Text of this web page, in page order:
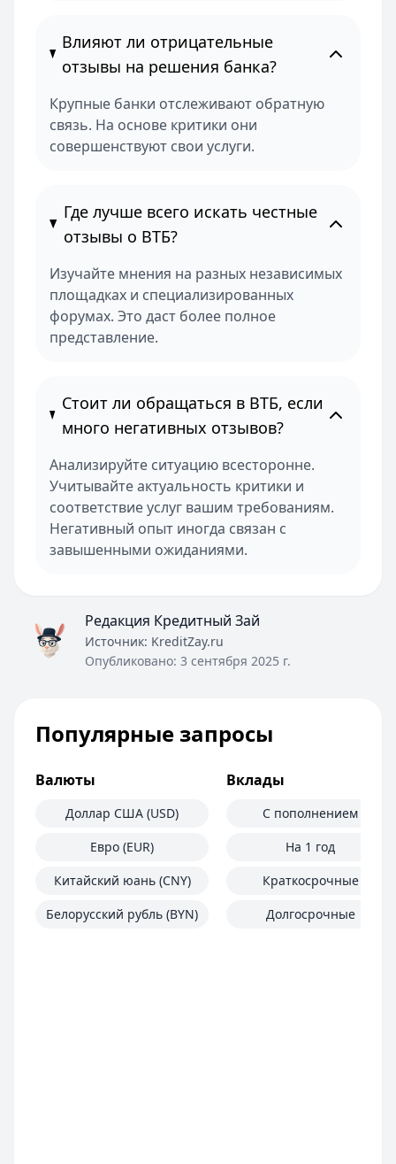
Влияют ли отрицательные
отзывы на решения банка?
Крупные банки отслеживают обратную
связь. На основе критики они
совершенствуют свои услуги.
Где лучше всего искать честные
отзывы о ВТБ?
Изучайте мнения на разных независимых
площадках и специализированных
форумах. Это даст более полное
представление.
Стоит ли обращаться в ВТБ, если
много негативных отзывов?
Анализируйте ситуацию всесторонне.
Учитывайте актуальность критики и
соответствие услуг вашим требованиям.
Негативный опыт иногда связан с
завышенными ожиданиями.
Редакция Кредитный Зай
Источник: KreditZay.ru
Опубликовано: 3 сентября 2025 г.
Популярные запросы
Валюты
Доллар США (USD)
Евро (EUR)
Китайский юань (CNY)
Белорусский рубль (BYN)
Вклады
С пополнением
На 1 год
Краткосрочные
Долгосрочные